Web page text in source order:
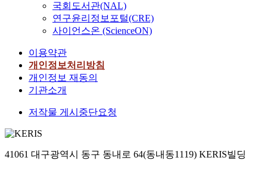
국회도서관(NAL)
연구윤리정보포털(CRE)
사이언스온 (ScienceON)
이용약관
개인정보처리방침
개인정보 재동의
기관소개
저작물 게시중단요청
41061 대구광역시 동구 동내로 64(동내동1119) KERIS빌딩